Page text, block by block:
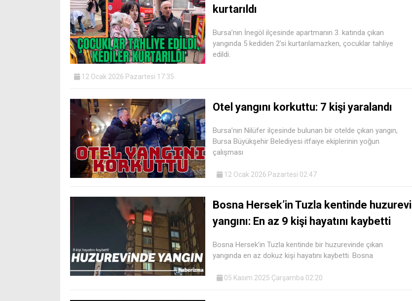
kurtarıldı
Bursa’nın İnegöl ilçesinde apartmanın 3. katında çıkan
yangında 5 kediden 2’si kurtarılamazken, çocuklar tahliye
edildi.
12 Ocak 2026 Pazartesi 17:35
Otel yangını korkuttu: 7 kişi yaralandı
Bursa’nın Nilüfer ilçesinde bulunan bir otelde çıkan yangın,
Bursa Büyükşehir Belediyesi itfaiye ekiplerinin yoğun
çalışması
12 Ocak 2026 Pazartesi 02:47
Bosna Hersek’in Tuzla kentinde huzurevi
yangını: En az 9 kişi hayatını kaybetti
Bosna Hersek’in Tuzla kentinde bir huzurevinde çıkan
yangında en az dokuz kişi hayatını kaybetti. Bosna
05 Kasım 2025 Çarşamba 02:20